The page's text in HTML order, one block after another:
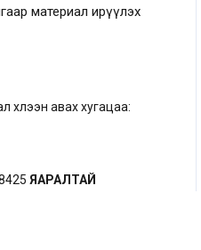
материал ирүүлэх
хүлээн авах хугацаа:
ЯАРАЛТАЙ